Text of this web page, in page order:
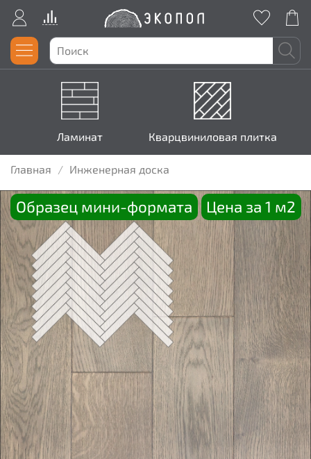
Ламинат Кварцвиниловая плитка
Главная Инженерная доска
Образец мини-формата Цена за 1 м2